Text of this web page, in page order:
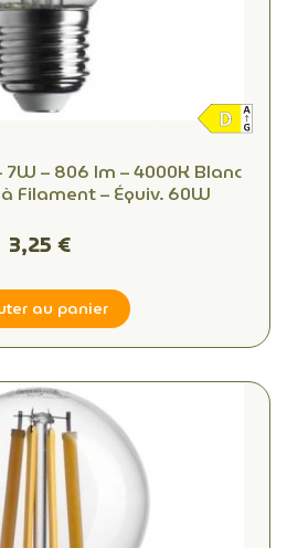
7W – 806 lm – 4000K Blanc
Filament – Équiv. 60W
3,25 €
au panier